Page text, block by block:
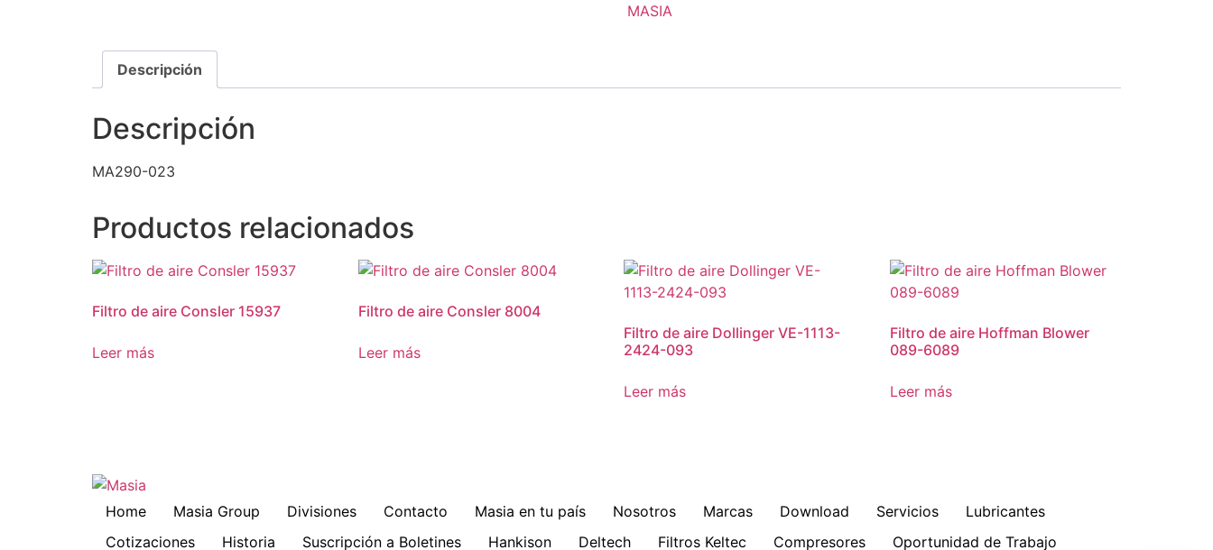
MASIA
Descripción
Descripción
MA290-023
Productos relacionados
Filtro de aire Consler 15937
Leer más
Filtro de aire Consler 8004
Leer más
Filtro de aire Dollinger VE-1113-
2424-093
Leer más
Filtro de aire Hoffman Blower
089-6089
Leer más
Home Masia Group Divisiones Contacto Masia en tu país Nosotros Marcas Download Servicios
Lubricantes
Cotizaciones
Historia Suscripción a Boletines Hankison Deltech Filtros Keltec Compresores Oportunidad de Trabajo